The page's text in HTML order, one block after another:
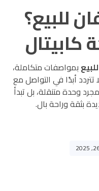
للبيع؟
كابيتال
بمواصفات متكاملة،
أبدًا في التواصل مع
وحدة متنقلة، بل تبدأ
بثقة وراحة بال.